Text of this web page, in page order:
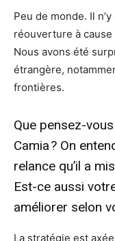
Peu de monde. Il
réouverture à
Nous avons été
étrangère,
frontières.
Que pensez-
Camia ? On
relance qu’il a
Est-ce aussi
améliorer selon
La stratégie est